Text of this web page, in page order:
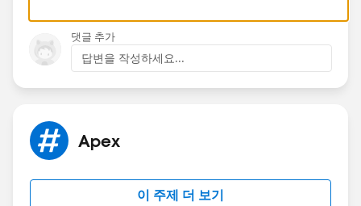
댓글 추가
답변을 작성하세요...
Apex
이 주제 더 보기